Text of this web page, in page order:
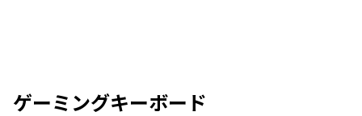
ゲーミングキーボード